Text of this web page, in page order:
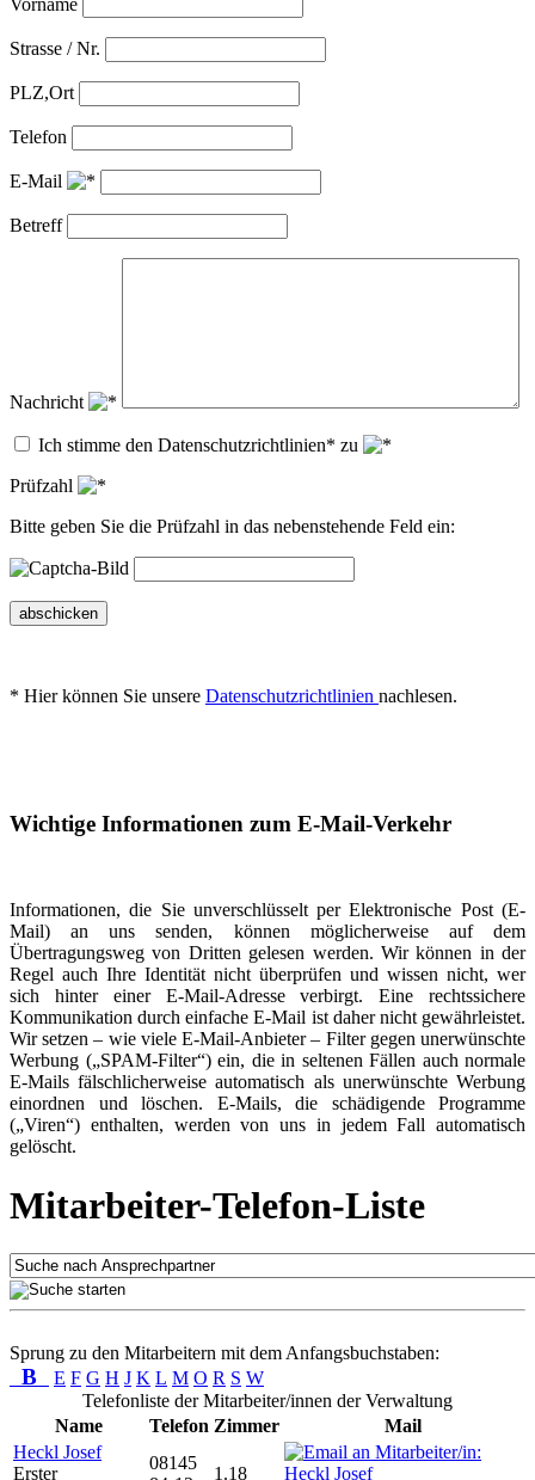
Vorname
Strasse / Nr.
PLZ,Ort
Telefon
E-Mail
Betreff
Nachricht
Ich stimme den Datenschutzrichtlinien* zu
Prüfzahl
Bitte geben Sie die Prüfzahl in das nebenstehende Feld ein:
abschicken
* Hier können Sie unsere Datenschutzrichtlinien nachlesen.
Wichtige Informationen zum E-Mail-Verkehr
Informationen, die Sie unverschlüsselt per Elektronische Post (E-
Mail) an uns senden, können möglicherweise auf dem
Übertragungsweg von Dritten gelesen werden. Wir können in der
Regel auch Ihre Identität nicht überprüfen und wissen nicht, wer
sich hinter einer E-Mail-Adresse verbirgt. Eine rechtssichere
Kommunikation durch einfache E-Mail ist daher nicht gewährleistet.
Wir setzen – wie viele E-Mail-Anbieter – Filter gegen unerwünschte
Werbung („SPAM-Filter“) ein, die in seltenen Fällen auch normale
E-Mails fälschlicherweise automatisch als unerwünschte Werbung
einordnen und löschen. E-Mails, die schädigende Programme
(„Viren“) enthalten, werden von uns in jedem Fall automatisch
gelöscht.
Mitarbeiter-Telefon-Liste
Sprung zu den Mitarbeitern mit dem Anfangsbuchstaben:
B E F G H J K L M O R S W
Telefonliste der Mitarbeiter/innen der Verwaltung
Name
Telefon Zimmer
Mail
Heckl Josef
Erster
08145
1.18